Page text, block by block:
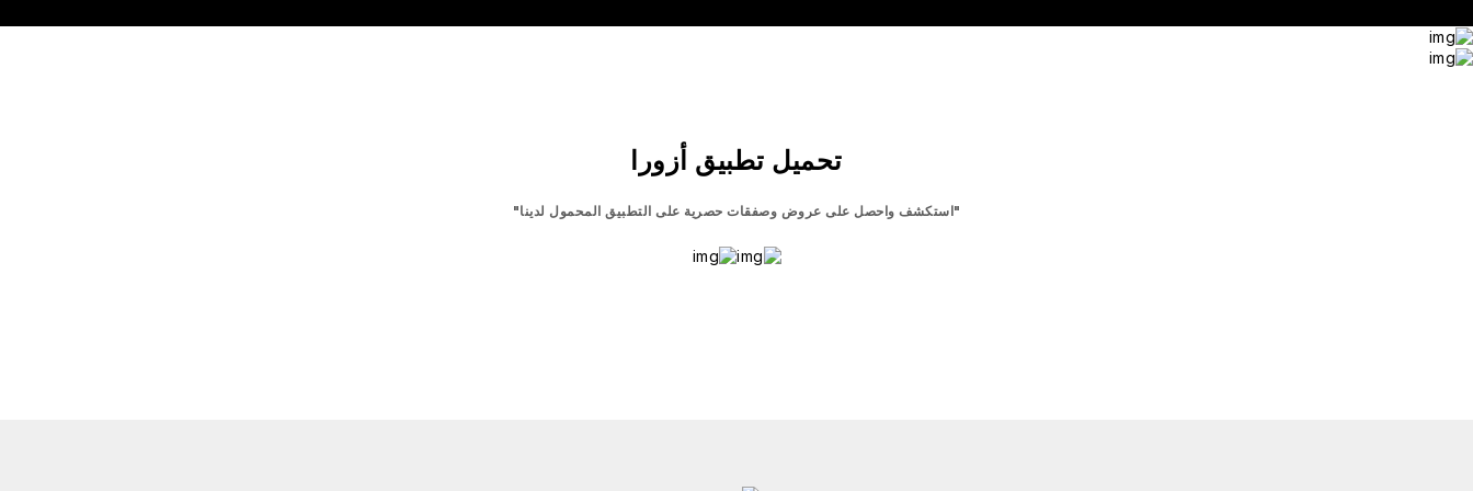
تحميل تطبيق أزورا
"استكشف واحصل على عروض وصفقات حصرية على التطبيق المحمول لدينا"